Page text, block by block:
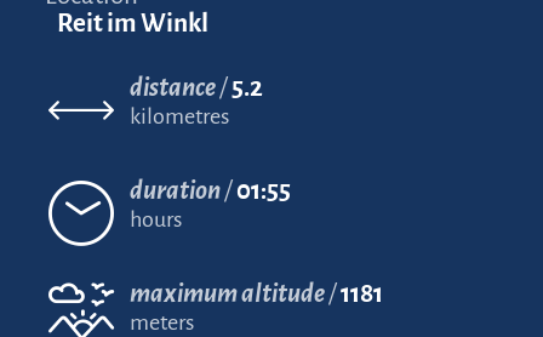
Reit im Winkl
distance 5.2
kilometres
duration 01:55
hours
maximum altitude 1181
meters